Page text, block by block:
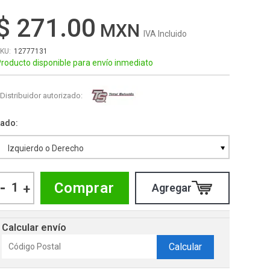
271.00 IVA Incluido
12777131
disponible para envío inmediato
Distribuidor autorizado:
Izquierdo o Derecho
- + Comprar
Calcular envío
Calcular